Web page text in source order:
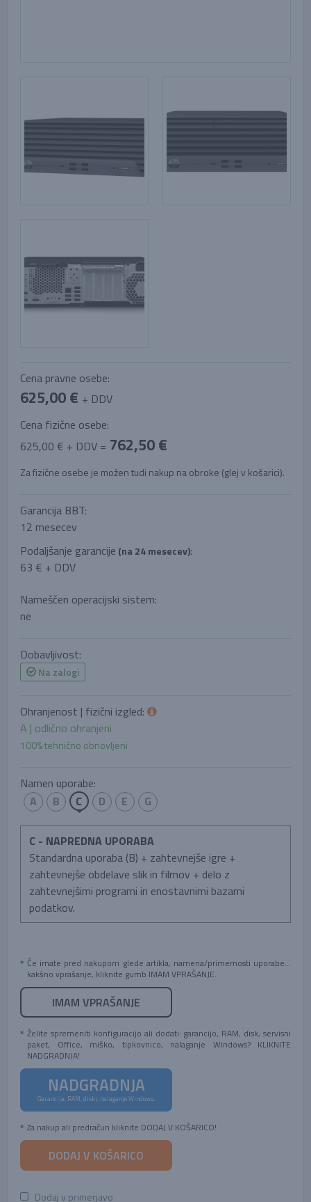
Cena pravne osebe:
625,00 € + DDV
Cena fizične osebe:
625,00 € + DDV = 762,50 €
Za fizične osebe je možen tudi nakup na obroke (glej v košarici).
Garancija BBT:
12 mesecev
Podaljšanje garancije (na 24 mesecev):
63 € + DDV
Nameščen operacijski sistem:
ne
Dobavljivost:
Na zalogi
Ohranjenost | fizični izgled:
A | odlično ohranjeni
100% tehnično obnovljeni
Namen uporabe:
A
B C D E G
C - NAPREDNA UPORABA
Standardna uporaba (B) + zahtevnejše igre +
zahtevnejše obdelave slik in filmov + delo z
zahtevnejšimi programi in enostavnimi bazami
podatkov.
Če imate pred nakupom glede artikla, namena/primernosti uporabe...
kakšno vprašanje, kliknite gumb IMAM VPRAŠANJE.
IMAM VPRAŠANJE
Želite spremeniti konfiguracijo ali dodati: garancijo, RAM, disk, servisni
paket, Office, miško, tipkovnico, nalaganje Windows? KLIKNITE
NADGRADNJA!
NADGRADNJA
Garancija, RAM, diski, nalaganje Windows...
Za nakup ali predračun kliknite DODAJ V KOŠARICO!
DODAJ V KOŠARICO
Dodaj v primerjavo